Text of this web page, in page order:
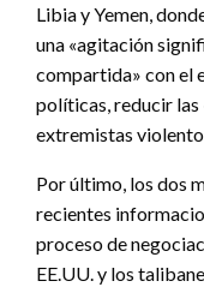
Libia y Yemen,
una «agitación
compartida» con el
políticas, reducir las
extremistas
Por último, los dos
recientes
proceso de
EE.UU. y los